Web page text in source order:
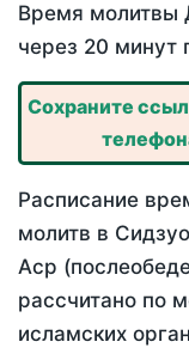
Время молитвы
через 20 минут
Сохраните
Расписание
молитв в
Аср
рассчитано по
исламских